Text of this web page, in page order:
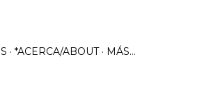
*ACERCA/ABOUT MÁS…